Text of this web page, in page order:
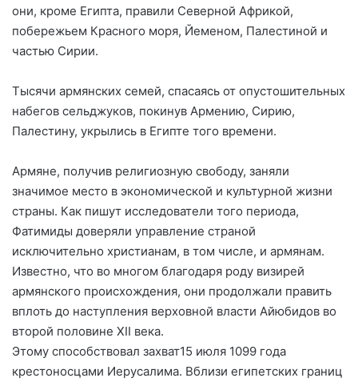
они, кроме Египта, правили Северной Африкой,
побережьем Красного моря, Йеменом, Палестиной и
частью Сирии.
Тысячи армянских семей, спасаясь от опустошительных
набегов сельджуков, покинув Армению, Сирию,
Палестину, укрылись в Египте того времени.
Армяне, получив религиозную свободу, заняли
значимое место в экономической и культурной жизни
страны. Как пишут исследователи того периода,
Фатимиды доверяли управление страной
исключительно христианам, в том числе, и армянам.
Известно, что во многом благодаря роду визирей
армянского происхождения, они продолжали править
вплоть до наступления верховной власти Айюбидов во
второй половине XII века.
Этому способствовал захват15 июля 1099 года
крестоносцами Иерусалима. Вблизи египетских границ